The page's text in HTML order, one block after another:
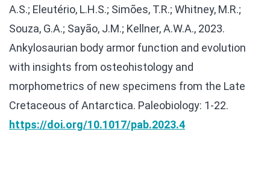
A.S.; Eleutério, L.H.S.; Simões, T.R.; Whitney, M.R.;
Souza, G.A.; Sayão, J.M.; Kellner, A.W.A., 2023.
Ankylosaurian body armor function and evolution
with insights from osteohistology and
morphometrics of new specimens from the Late
Cretaceous of Antarctica. Paleobiology: 1-22.
https://doi.org/10.1017/pab.2023.4